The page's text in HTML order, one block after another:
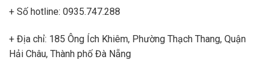
+ Số hotline: 0935.747.288
+ Địa chỉ: 185 Ông Ích Khiêm, Phường Thạch Thang, Quận
Hải Châu, Thành phố Đà Nẵng